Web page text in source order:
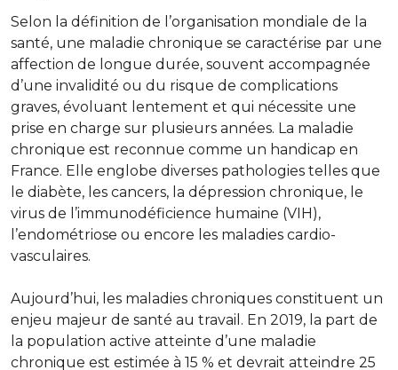
Selon la définition de l’organisation mondiale de la
santé, une maladie chronique se caractérise par une
affection de longue durée, souvent accompagnée
d’une invalidité ou du risque de complications
graves, évoluant lentement et qui nécessite une
prise en charge sur plusieurs années. La maladie
chronique est reconnue comme un handicap en
France. Elle englobe diverses pathologies telles que
le diabète, les cancers, la dépression chronique, le
virus de l’immunodéficience humaine (VIH),
l’endométriose ou encore les maladies cardio-
vasculaires.
Aujourd’hui, les maladies chroniques constituent un
enjeu majeur de santé au travail. En 2019, la part de
la population active atteinte d’une maladie
chronique est estimée à 15 % et devrait atteindre 25